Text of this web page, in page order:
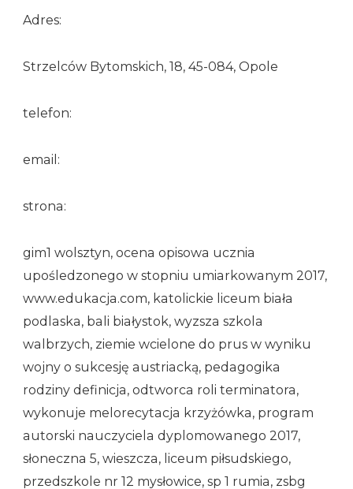
Adres:
Strzelców Bytomskich, 18, 45-084, Opole
telefon:
email:
strona:
gim1 wolsztyn, ocena opisowa ucznia
upośledzonego w stopniu umiarkowanym 2017,
www.edukacja.com, katolickie liceum biała
podlaska, bali białystok, wyzsza szkola
walbrzych, ziemie wcielone do prus w wyniku
wojny o sukcesję austriacką, pedagogika
rodziny definicja, odtworca roli terminatora,
wykonuje melorecytacja krzyżówka, program
autorski nauczyciela dyplomowanego 2017,
słoneczna 5, wieszcza, liceum piłsudskiego,
przedszkole nr 12 mysłowice, sp 1 rumia, zsbg